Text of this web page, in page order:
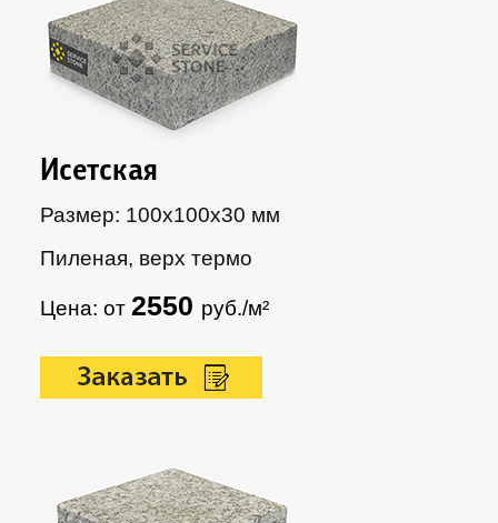
Исетская
Размер: 100х100х30 мм
Пиленая, верх термо
Цена: от2550 руб./м²